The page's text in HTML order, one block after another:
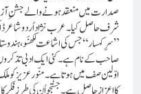
صدارت میں منعقد ہونے والے جشن
شرف حاصل کیا۔عرب نژاد اُردو شاعر
”سرِ کہسار“ جس کی اشاعت لکھنَو،
صاحب کے نام ہے۔ کئی ایک ادبی تذکروں
اوّلین صف میں ہوتا ہے۔منّور عزیز کو